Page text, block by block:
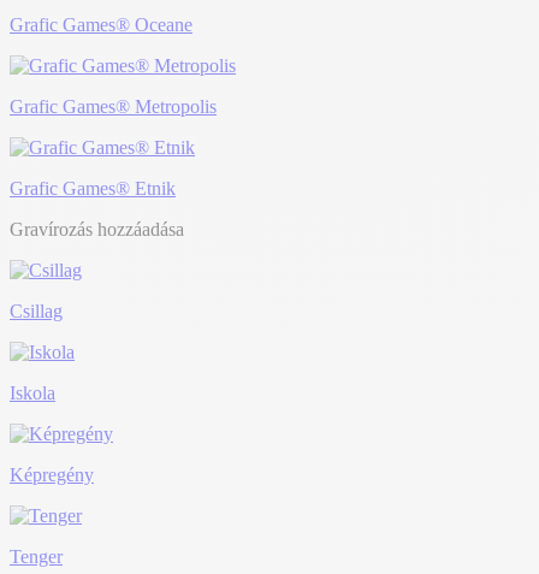
Grafic Games® Oceane
Grafic Games® Metropolis
Grafic Games® Etnik
Gravírozás hozzáadása
Csillag
Iskola
Képregény
Tenger